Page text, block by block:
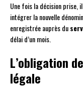
Une fois la décision prise,
intégrer la nouvelle
enregistrée auprès du
délai d’un mois.
L’obligation
légale